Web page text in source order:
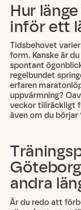
Hur
inför ett
Tidsbehovet
form. Kanske är
spontant
regelbundet
erfaren
uppvärmning?
veckor tillräckligt
även om du börjar
andra
Är du redo att